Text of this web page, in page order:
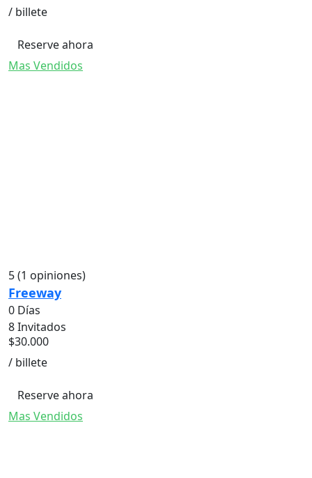
/ billete
Reserve ahora
Mas Vendidos
5(1 opiniones)
Freeway
0 Días
8 Invitados
$30.000
/ billete
Reserve ahora
Mas Vendidos